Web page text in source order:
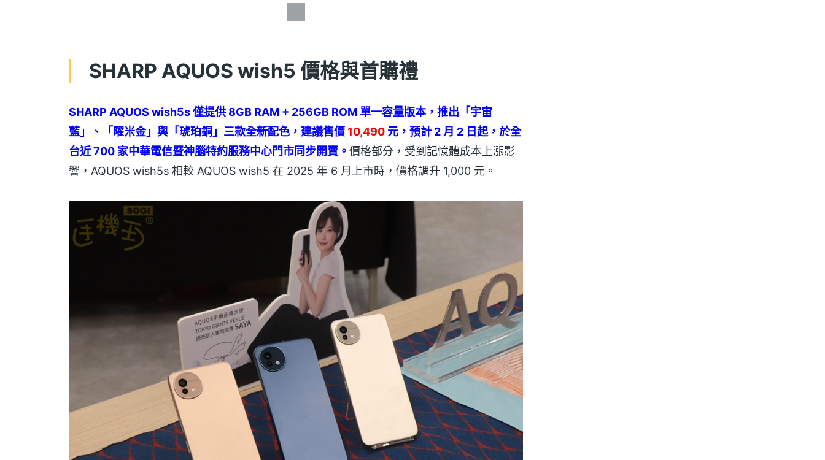
SHARP AQUOS wish5 價格與首購禮
SHARP AQUOS wish5s 僅提供 8GB RAM + 256GB ROM 單一容量版本，推出「宇宙
藍」、「曜米金」與「琥珀銅」三款全新配色，建議售價 10,490 元，預計 2 月 2 日起，於全
台近 700 家中華電信暨神腦特約服務中心門市同步開賣。 價格部分，受到記憶體成本上漲影
響，AQUOS wish5s 相較 AQUOS wish5 在 2025 年 6 月上市時，​價格調升 1,000 元。